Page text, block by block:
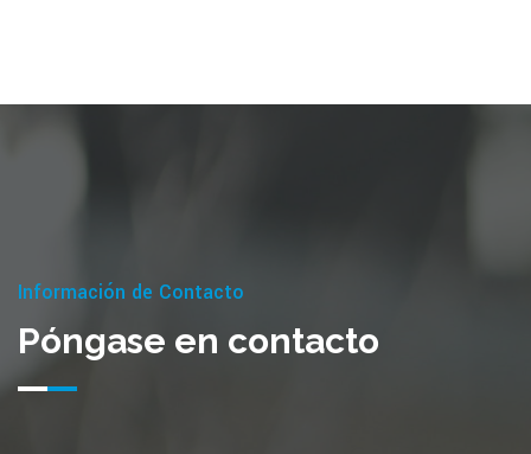
Información de Contacto
Póngase en contacto